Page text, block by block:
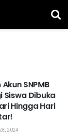
SNPMB
Siswa Dibuka
Hingga Hari
2024